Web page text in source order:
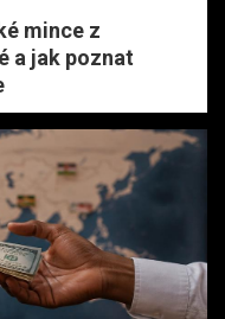
mince z
a jak poznat